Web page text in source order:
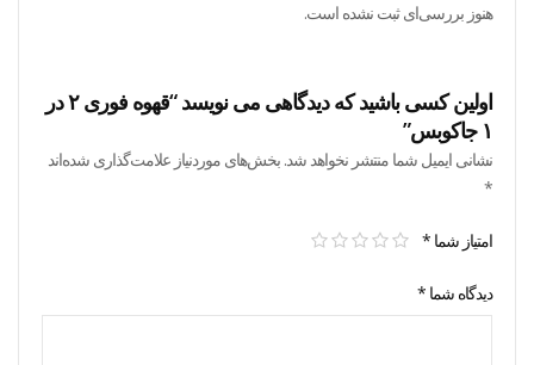
هنوز بررسی‌ای ثبت نشده است.
اولین کسی باشید که دیدگاهی می نویسد “قهوه فوری ۲ در
۱ جاکوبس”
نشانی ایمیل شما منتشر نخواهد شد. بخش‌های موردنیاز علامت‌گذاری شده‌اند
*
امتیاز شما *
دیدگاه شما *